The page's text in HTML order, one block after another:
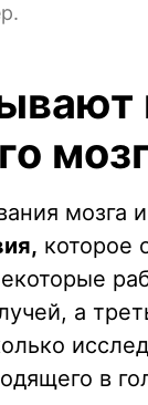
мозга
которое
а
в